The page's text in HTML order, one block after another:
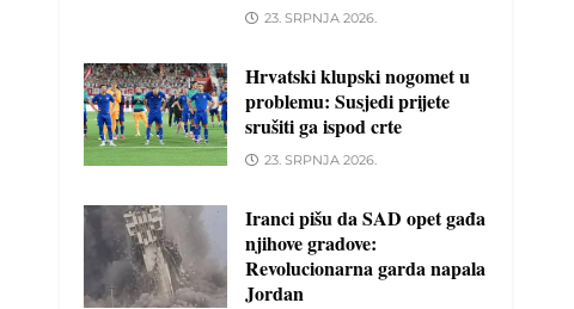
23. SRPNJA 2026.
Hrvatski klupski nogomet u
problemu: Susjedi prijete
srušiti ga ispod crte
23. SRPNJA 2026.
Iranci pišu da SAD opet gađa
njihove gradove:
Revolucionarna garda napala
Jordan